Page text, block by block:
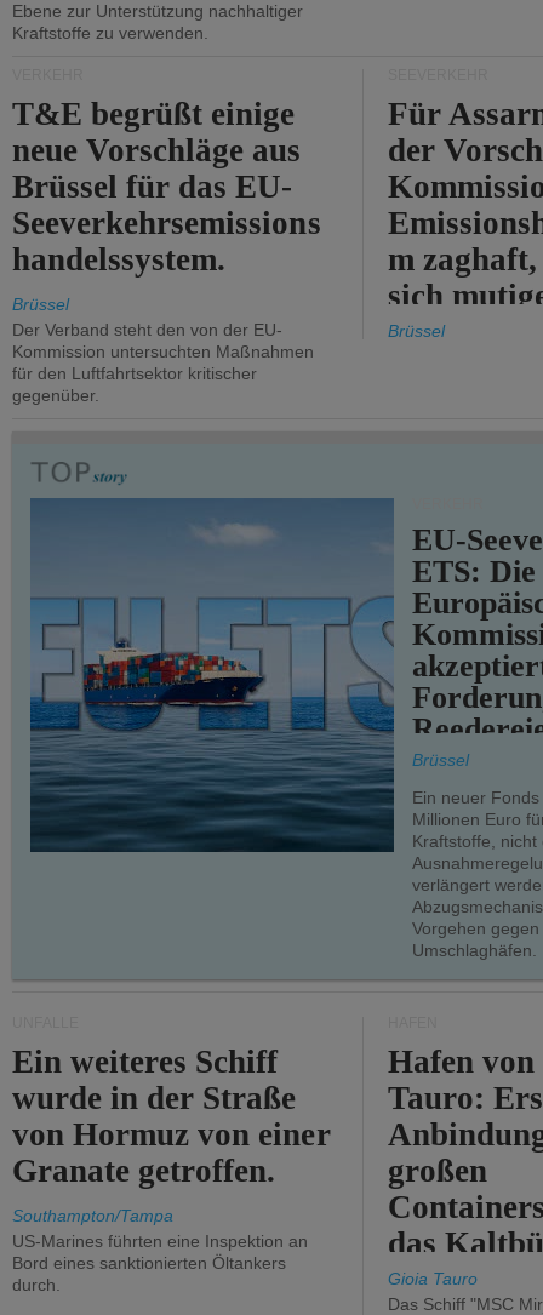
Ebene zur Unterstützung nachhaltiger
Kraftstoffe zu verwenden.
T&E begrüßt einige
neue Vorschläge aus
Brüssel für das EU-
Seeverkehrsemissions
handelssystem.
Brüssel
Der Verband steht den von der EU-
Kommission untersuchten Maßnahmen
für den Luftfahrtsektor kritischer
gegenüber.
Für
der
m
sich
Brüssel
EU-
ETS: Die
teilweise.
Brüssel
Ein neuer
Millionen Euro
Kraftstoffe, nicht
verlängert
Vorgehen
Umschlaghäfen.
Ein weiteres Schiff
wurde in der Straße
von Hormuz von einer
Granate getroffen.
Southampton/Tampa
US-Marines führten eine Inspektion an
Bord eines sanktionierten Öltankers
durch.
Hafen
Tauro:
großen
das
Gioia Tauro
Das Schiff "MSC